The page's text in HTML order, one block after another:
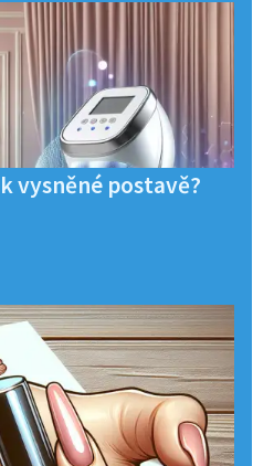
vysněné postavě?